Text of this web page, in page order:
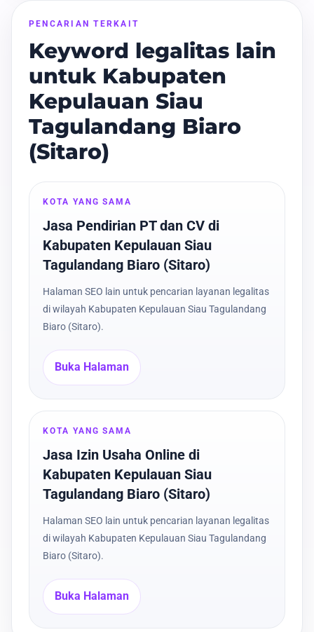
PENCARIAN TERKAIT
Keyword legalitas lain
untuk Kabupaten
Kepulauan Siau
Tagulandang Biaro
(Sitaro)
KOTA YANG SAMA
Jasa Pendirian PT dan CV di
Kabupaten Kepulauan Siau
Tagulandang Biaro (Sitaro)
Halaman SEO lain untuk pencarian layanan legalitas
di wilayah Kabupaten Kepulauan Siau Tagulandang
Biaro (Sitaro).
Buka Halaman
KOTA YANG SAMA
Jasa Izin Usaha Online di
Kabupaten Kepulauan Siau
Tagulandang Biaro (Sitaro)
Halaman SEO lain untuk pencarian layanan legalitas
di wilayah Kabupaten Kepulauan Siau Tagulandang
Biaro (Sitaro).
Buka Halaman